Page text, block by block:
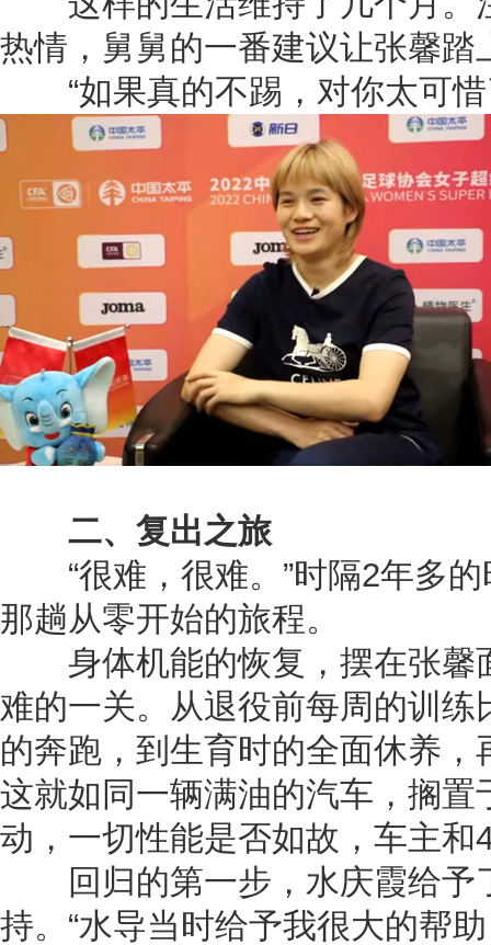
热情，舅舅的一番建议让张馨踏
“如果真的不踢，对你太可惜
二、复出之旅
“很难，很难。”时隔2年多的
那趟从零开始的旅程。
身体机能的恢复，摆在张馨
难的一关。从退役前每周的训练
的奔跑，到生育时的全面休养
这就如同一辆满油的汽车，搁置
动，一切性能是否如故，车主和
回归的第一步，水庆霞给予
持。“水导当时给予我很大的帮